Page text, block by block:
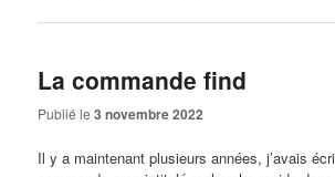
La commande find
Publié le3 novembre 2022
Il y a maintenant plusieurs années, j’avais